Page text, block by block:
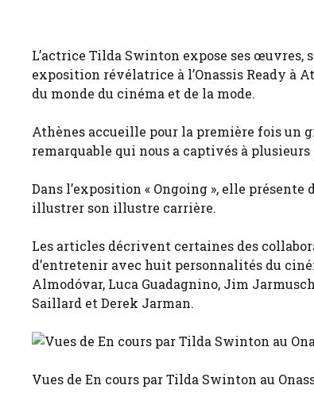
L’actrice Tilda Swinton expose ses œuvres,
exposition révélatrice à l’Onassis Ready à
du monde du cinéma et de la mode.
Athènes accueille pour la première fois un
remarquable qui nous a captivés à
Dans l’exposition « Ongoing », elle
illustrer son illustre carrière.
Les articles décrivent certaines des
d’entretenir avec huit personnalités du
Almodóvar, Luca Guadagnino, Jim
Saillard et Derek Jarman.
Vues de En cours par Tilda Swinton au